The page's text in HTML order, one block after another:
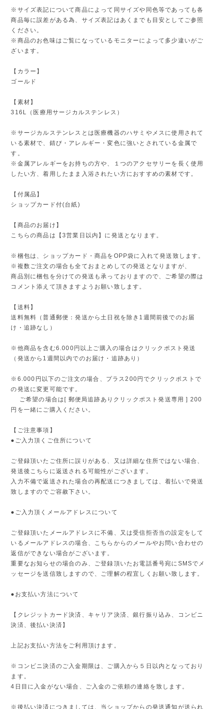
※サイズ表記について商品によって同サイズや同色等であっても各
商品毎に誤差がある為、サイズ表記はあくまでも目安としてご参照
ください。
※商品のお色味はご覧になっているモニターによって多少違いがご
ざいます。
【カラー】
ゴールド
【素材】
316L（医療用サージカルステンレス）
※サージカルステンレスとは医療機器のハサミやメスに使用されて
いる素材で、錆び・アレルギー・変色に強いとされている金属で
す。
※金属アレルギーをお持ちの方や、１つのアクセサリーを長く使用
したい方、着用したまま入浴されたい方におすすめの素材です。
【付属品】
ショップカード付(台紙)
【商品のお届け】
こちらの商品は【3営業日以内】に発送となります。
※梱包は、ショップカード・商品をOPP袋に入れて発送致します。
※複数ご注文の場合も全ておまとめしての発送となりますが、
商品別に梱包を分けての発送も承っておりますので、ご希望の際は
コメント添えて頂きますようお願い致します。
【送料】
送料無料（普通郵便：発送から土日祝を除き1週間前後でのお届
け・追跡なし）
※他商品を含む6.000円以上ご購入の場合はクリックポスト発送
（発送から1週間以内でのお届け・追跡あり）
※6.000円以下のご注文の場合、プラス200円でクリックポストで
の発送に変更可能です。
ご希望の場合は[ 郵便局追跡ありクリックポスト発送専用 ] 200
円を一緒にご購入ください。
【ご注意事項】
●ご入力頂くご住所について
ご登録頂いたご住所に誤りがある、又は詳細な住所ではない場合、
発送後こちらに返送される可能性がございます。
入力不備で返送された場合の再配送につきましては、着払いで発送
致しますのでご容赦下さい。
●ご入力頂くメールアドレスについて
ご登録頂いたメールアドレスに不備、又は受信拒否当の設定をして
いるメールアドレスの場合、こちらからのメールやお問い合わせの
返信ができない場合がございます。
重要なお知らせの場合のみ、ご登録頂いたお電話番号宛にSMSでメ
ッセージを送信致しますので、ご理解の程宜しくお願い致します。
●お支払い方法について
【クレジットカード決済、キャリア決済、銀行振り込み、コンビニ
決済、後払い決済】
上記お支払い方法をご利用頂けます。
※コンビニ決済のご入金期限は、ご購入から５日以内となっており
ます。
4日目に入金がない場合、ご入金のご依頼の連絡を致します。
※後払い決済につきましては、当ショップからの発送通知が送られ